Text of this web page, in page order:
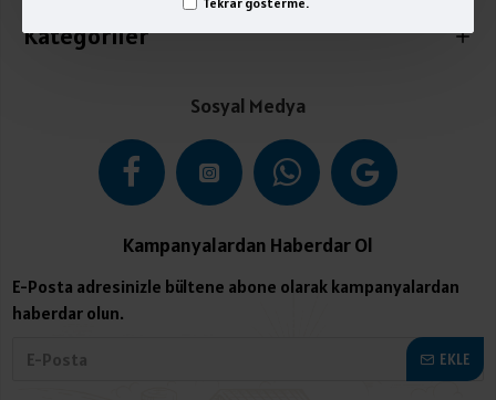
Kategoriler
Sosyal Medya
Kampanyalardan Haberdar Ol
E-Posta adresinizle bültene abone olarak kampanyalardan
haberdar olun.
EKLE